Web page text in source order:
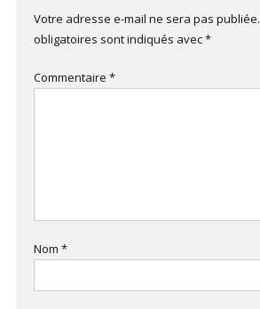
Votre adresse e-mail ne sera pas publiée.
obligatoires sont indiqués avec*
Commentaire *
Nom *